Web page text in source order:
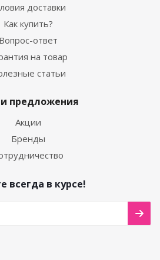
доставки
Как купить?
Вопрос-ответ
на товар
статьи
предложения
Акции
Бренды
всегда в курсе!